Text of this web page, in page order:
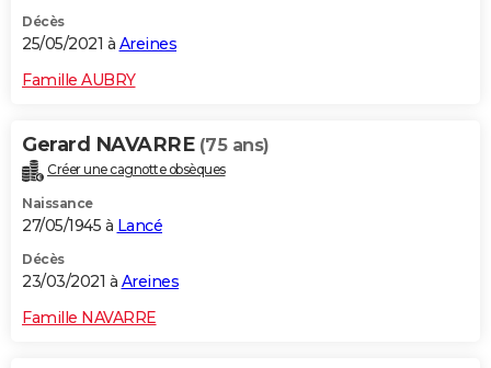
Décès
25/05/2021 à Areines
Famille AUBRY
Gerard NAVARRE (75 ans)
Créer une cagnotte obsèques
Naissance
27/05/1945 à Lancé
Décès
23/03/2021 à Areines
Famille NAVARRE